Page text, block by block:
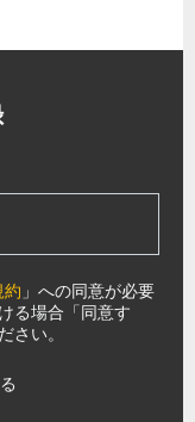
約 」への同意が必要
る場合「同意す
さい。